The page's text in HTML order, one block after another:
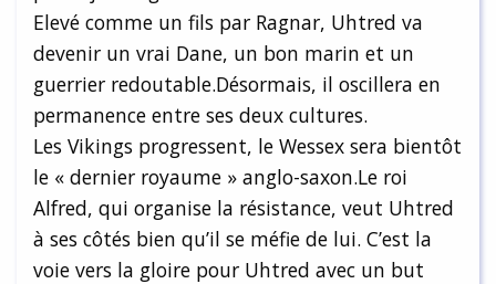
Elevé comme un fils par Ragnar, Uhtred va
devenir un vrai Dane, un bon marin et un
guerrier redoutable.Désormais, il oscillera en
permanence entre ses deux cultures.
Les Vikings progressent, le Wessex sera bientôt
le « dernier royaume » anglo-saxon.Le roi
Alfred, qui organise la résistance, veut Uhtred
à ses côtés bien qu’il se méfie de lui. C’est la
voie vers la gloire pour Uhtred avec un but